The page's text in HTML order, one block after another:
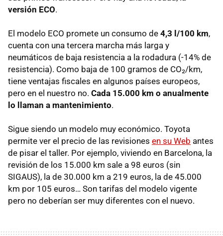
versión ECO.
El modelo ECO promete un consumo de 4,3 l/100 km,
cuenta con una tercera marcha más larga y
neumáticos de baja resistencia a la rodadura (-14% de
resistencia). Como baja de 100 gramos de CO₂/km,
tiene ventajas fiscales en algunos países europeos,
pero en el nuestro no. Cada 15.000 km o anualmente
lo llaman a mantenimiento.
Sigue siendo un modelo muy económico. Toyota
permite ver el precio de las revisiones en su Web antes
de pisar el taller. Por ejemplo, viviendo en Barcelona, la
revisión de los 15.000 km sale a 98 euros (sin
SIGAUS), la de 30.000 km a 219 euros, la de 45.000
km por 105 euros… Son tarifas del modelo vigente
pero no deberían ser muy diferentes con el nuevo.